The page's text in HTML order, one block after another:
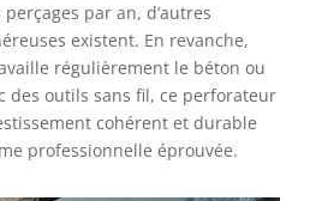
par an, d’autres
existent. En revanche,
régulièrement le béton ou
des outils sans fil, ce perforateur
cohérent et durable
professionnelle éprouvée.